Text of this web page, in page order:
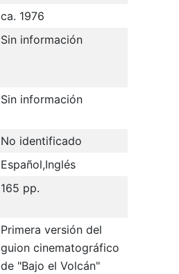
ca. 1976
Sin información
Sin información
No identificado
Español,Inglés
165 pp.
Primera versión del
guion cinematográfico
de "Bajo el Volcán"